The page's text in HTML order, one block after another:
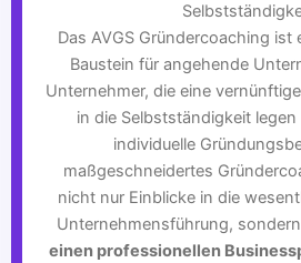
Das AVGS Gründercoaching ist
Baustein für angehende
Unternehmer, die eine
in die Selbstständigkeit
individuelle
maßgeschneidertes
nicht nur Einblicke in die
Unternehmensführung, sondern
einen professionellen